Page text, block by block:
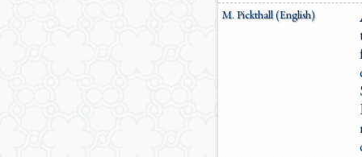
M. Pickthall (English)